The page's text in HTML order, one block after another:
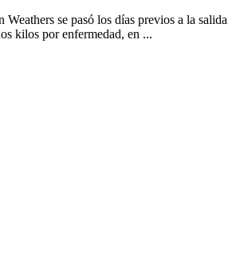
se pasó los días previos a la salida
kilos por enfermedad, en ...